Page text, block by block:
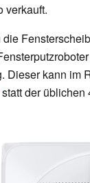
verkauft.
kann im
statt der üblichen